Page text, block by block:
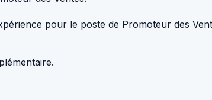
pour le poste de Promoteur des